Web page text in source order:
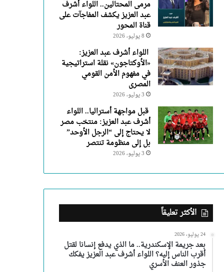
مرمى المحتالين.. اللواء أشرف
عبد العزيز يكشف المفاجآت على
قناة المحور
8 يوليو، 2026
اللواء أشرف عبد العزيز:
«الأوكتاجون» نقلة استراتيجية
في مفهوم الأمن القومي
المصرى
3 يوليو، 2026
قبل مواجهة أستراليا.. اللواء
أشرف عبد العزيز: منتخب مصر
لا يحتاج إلى “الرجل الأوحد”
بل إلى منظومة تنتصر
3 يوليو، 2026
الأكثر تعليقاً
24 يوليو، 2026
بعد جريمة الإسكندرية.. ما الذي يدفع إنسانا لقتل
أقرب الناس إليه؟ اللواء أشرف عبد العزيز يفكك
جذور العنف الأسري